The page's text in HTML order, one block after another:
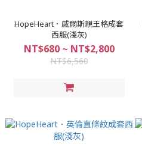
HopeHeart．威爾斯親王格成套
西服(淺灰)
NT$680 ~ NT$2,800
NT$6,560